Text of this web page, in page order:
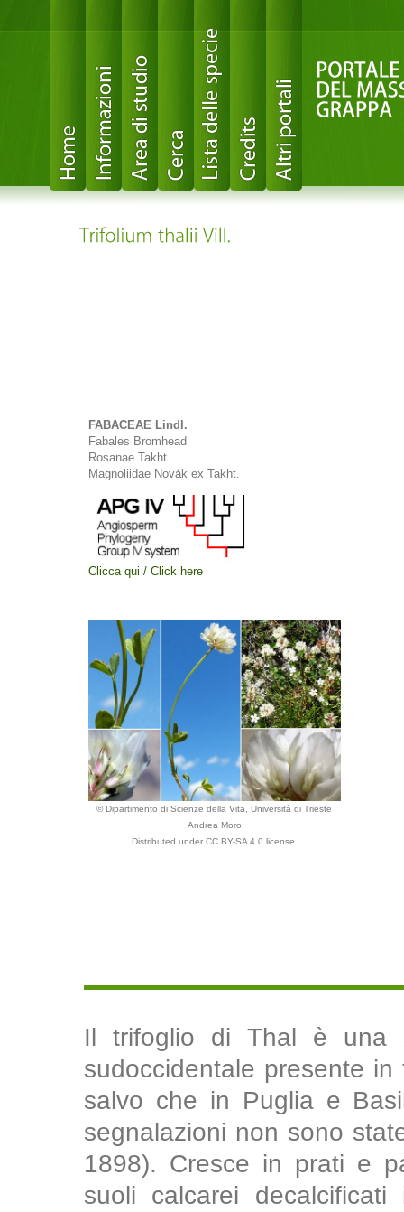
FABACEAE Lindl.
Fabales Bromhead
Rosanae Takht.
Magnoliidae Novák ex Takht.
Clicca qui / Click here
© Dipartimento di Scienze della Vita, Università di Trieste
Andrea Moro
Distributed under CC BY-SA 4.0 license.
Il trifoglio di Thal è una
sudoccidentale presente
salvo che in Puglia e
segnalazioni non sono
1898). Cresce in prati e
suoli calcarei